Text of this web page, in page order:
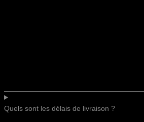
Quels sont les délais de livraison ?